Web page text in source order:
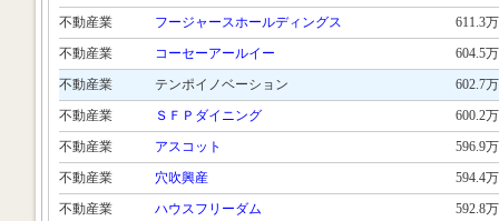
不動産業
フージャースホールディングス
611.3万
不動産業
コーセーアールイー
604.5万
不動産業
テンポイノベーション
602.7万
不動産業
ＳＦＰダイニング
600.2万
不動産業
アスコット
596.9万
不動産業
穴吹興産
594.4万
不動産業
ハウスフリーダム
592.8万